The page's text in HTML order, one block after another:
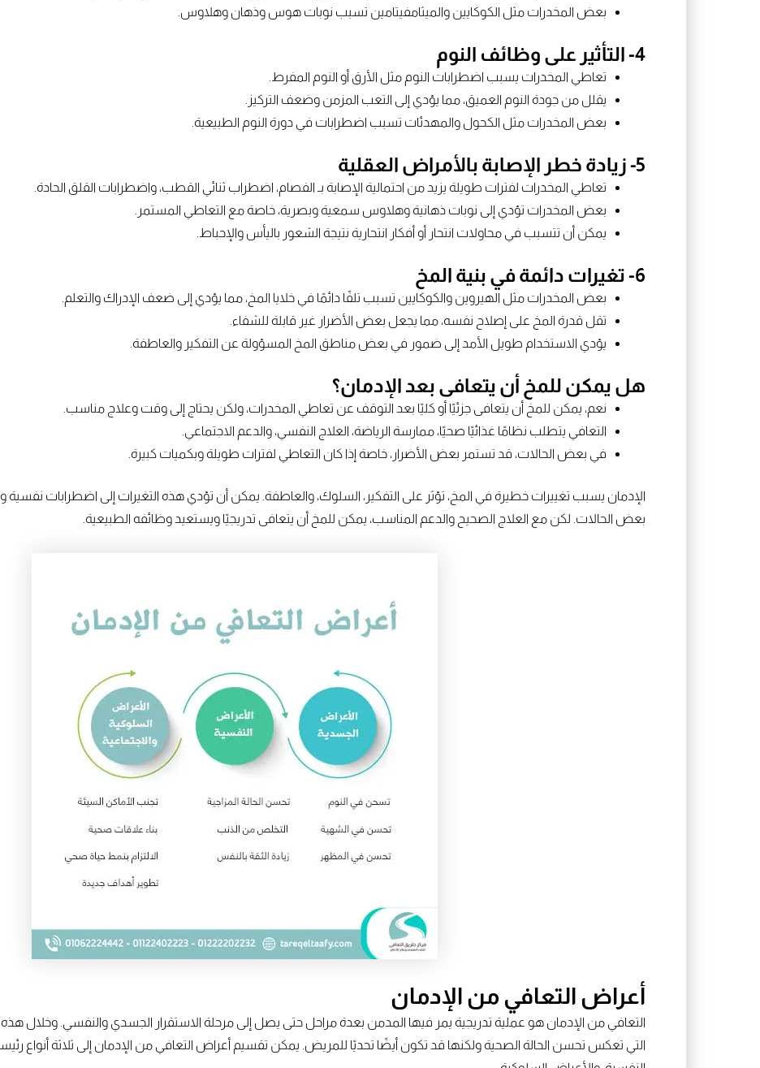
بعض المخدرات مثل الكوكايين والميثامفيتامين تسبب نوبات هوس وذهان وهلاوس.
4- التأثير على وظائف النوم
تعاطي المخدرات يسبب اضطرابات النوم مثل الأرق أو النوم المفرط.
يقلل من جودة النوم العميق، مما يؤدي إلى التعب المزمن وضعف التركيز.
بعض المخدرات مثل الكحول والمهدئات تسبب اضطرابات في دورة النوم الطبيعية.
5- زيادة خطر الإصابة بالأمراض العقلية
تعاطي المخدرات لفترات طويلة يزيد من احتمالية الإصابة بـ الفصام، اضطراب ثنائي القطب، واضطرابات القلق الحادة.
بعض المخدرات تؤدي إلى نوبات ذهانية وهلاوس سمعية وبصرية، خاصة مع التعاطي المستمر.
يمكن أن تتسبب في محاولات انتحار أو أفكار انتحارية نتيجة الشعور باليأس والإحباط.
6- تغيرات دائمة في بنية المخ
بعض المخدرات مثل الهيروين والكوكايين تسبب تلفًا دائمًا في خلايا المخ، مما يؤدي إلى ضعف الإدراك والتعلم.
تقل قدرة المخ على إصلاح نفسه، مما يجعل بعض الأضرار غير قابلة للشفاء.
يؤدي الاستخدام طويل الأمد إلى ضمور في بعض مناطق المخ المسؤولة عن التفكير والعاطفة.
هل يمكن للمخ أن يتعافى بعد الإدمان؟
نعم، يمكن للمخ أن يتعافى جزئيًا أو كليًا بعد التوقف عن تعاطي المخدرات، ولكن يحتاج إلى وقت وعلاج مناسب.
التعافي يتطلب نظامًا غذائيًا صحيًا، ممارسة الرياضة، العلاج النفسي، والدعم الاجتماعي.
في بعض الحالات، قد تستمر بعض الأضرار، خاصة إذا كان التعاطي لفترات طويلة وبكميات كبيرة.
الإدمان يسبب تغييرات خطيرة في المخ، تؤثر على التفكير، السلوك، والعاطفة. يمكن أن تؤدي هذه التغيرات إلى اضطرابات
بعض الحالات. لكن مع العلاج الصحيح والدعم المناسب، يمكن للمخ أن يتعافى تدريجيًا ويستعيد وظائفه الطبيعية.
أعراض التعافي من الإدمان
التعافي من الإدمان هو عملية تدريجية يمر فيها المدمن بعدة مراحل حتى يصل إلى مرحلة الاستقرار الجسدي والنفسي. وخلال
التي تعكس تحسن الحالة الصحية ولكنها قد تكون أيضًا تحديًا للمريض. يمكن تقسيم أعراض التعافي من الإدمان إلى ثلاثة أنواع